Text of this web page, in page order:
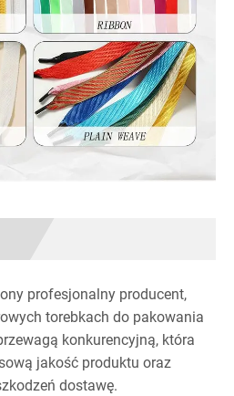
profesjonalny producent,
torebkach do pakowania
konkurencyjną, która
jakość produktu oraz
dostawę.